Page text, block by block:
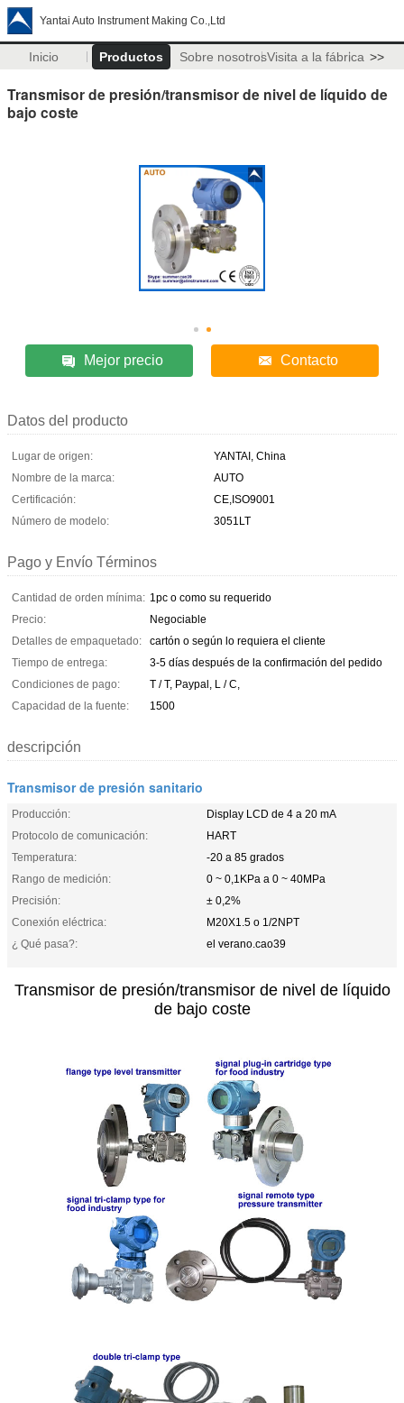
Yantai Auto Instrument Making Co.,Ltd
Inicio Productos Sobre nosotrosVisita a la fábrica >>
Transmisor de presión/transmisor de nivel de líquido de
bajo coste
Mejor precio Contacto
Datos del producto
Lugar de origen:
YANTAI, China
Nombre de la marca:
AUTO
Certificación:
CE,ISO9001
Número de modelo:
3051LT
Pago y Envío Términos
Cantidad de orden mínima: 1pc o como su requerido
Precio:
Negociable
Detalles de empaquetado:
cartón o según lo requiera el cliente
Tiempo de entrega:
3-5 días después de la confirmación del pedido
Condiciones de pago:
T / T, Paypal, L / C,
Capacidad de la fuente:
1500
descripción
Transmisor de presión sanitario
Producción:
Display LCD de 4 a 20 mA
Protocolo de comunicación:
HART
Temperatura:
-20 a 85 grados
Rango de medición:
0 ~ 0,1KPa a 0 ~ 40MPa
Precisión:
± 0,2%
Conexión eléctrica:
M20X1.5 o 1/2NPT
¿ Qué pasa?:
el verano.cao39
Transmisor de presión/transmisor de nivel de líquido
de bajo coste